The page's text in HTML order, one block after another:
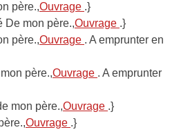
père.,Ouvrage .}
De mon père.,Ouvrage .}
père.,Ouvrage . A emprunter en
père.,Ouvrage . A emprunter
mon père.,Ouvrage .}
Ouvrage .}